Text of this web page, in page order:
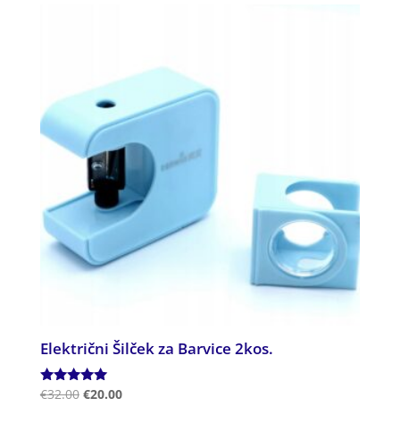
Električni Šilček za Barvice 2kos.
Ocenjeno
€32.00 €20.00